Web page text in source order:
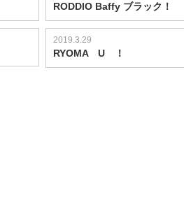
RODDIO Baffy ブラック！
2019.3.29
RYOMA U ！